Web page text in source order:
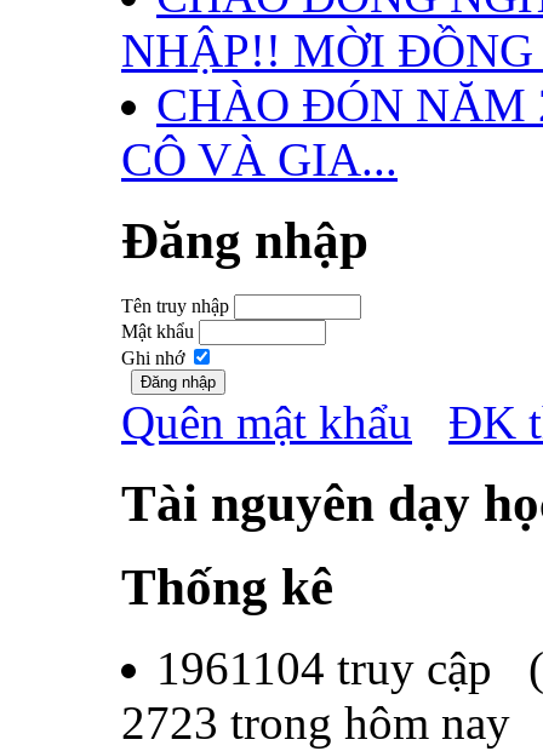
NHẬP!! MỜI ĐỒNG
CHÀO ĐÓN NĂM
CÔ VÀ GIA...
Đăng nhập
Tên truy nhập
Mật khẩu
Ghi nhớ
Quên mật khẩu ĐK
Tài nguyên dạy
Thống kê
1961104 truy cập (
2723 trong hôm nay